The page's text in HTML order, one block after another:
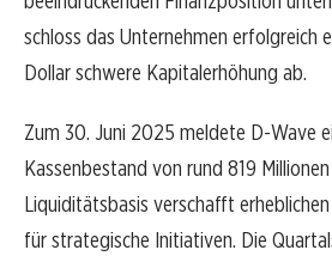
schloss das Unternehmen erfolgreich
Dollar schwere Kapitalerhöhung ab.
Zum 30. Juni 2025 meldete D-Wave
Kassenbestand von rund 819
Liquiditätsbasis verschafft
für strategische Initiativen. Die